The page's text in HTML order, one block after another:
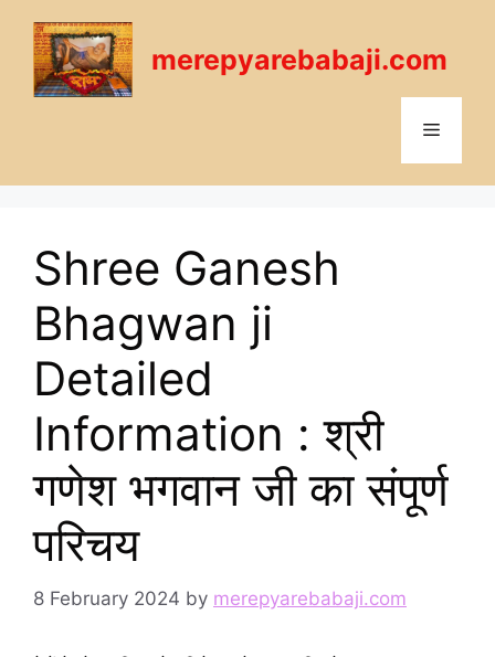
content
merepyarebabaji.com
Menu
Shree Ganesh
Bhagwan ji
Detailed
Information : श्री
गणेश भगवान जी का संपूर्ण
परिचय
8 February 2024 by merepyarebabaji.com